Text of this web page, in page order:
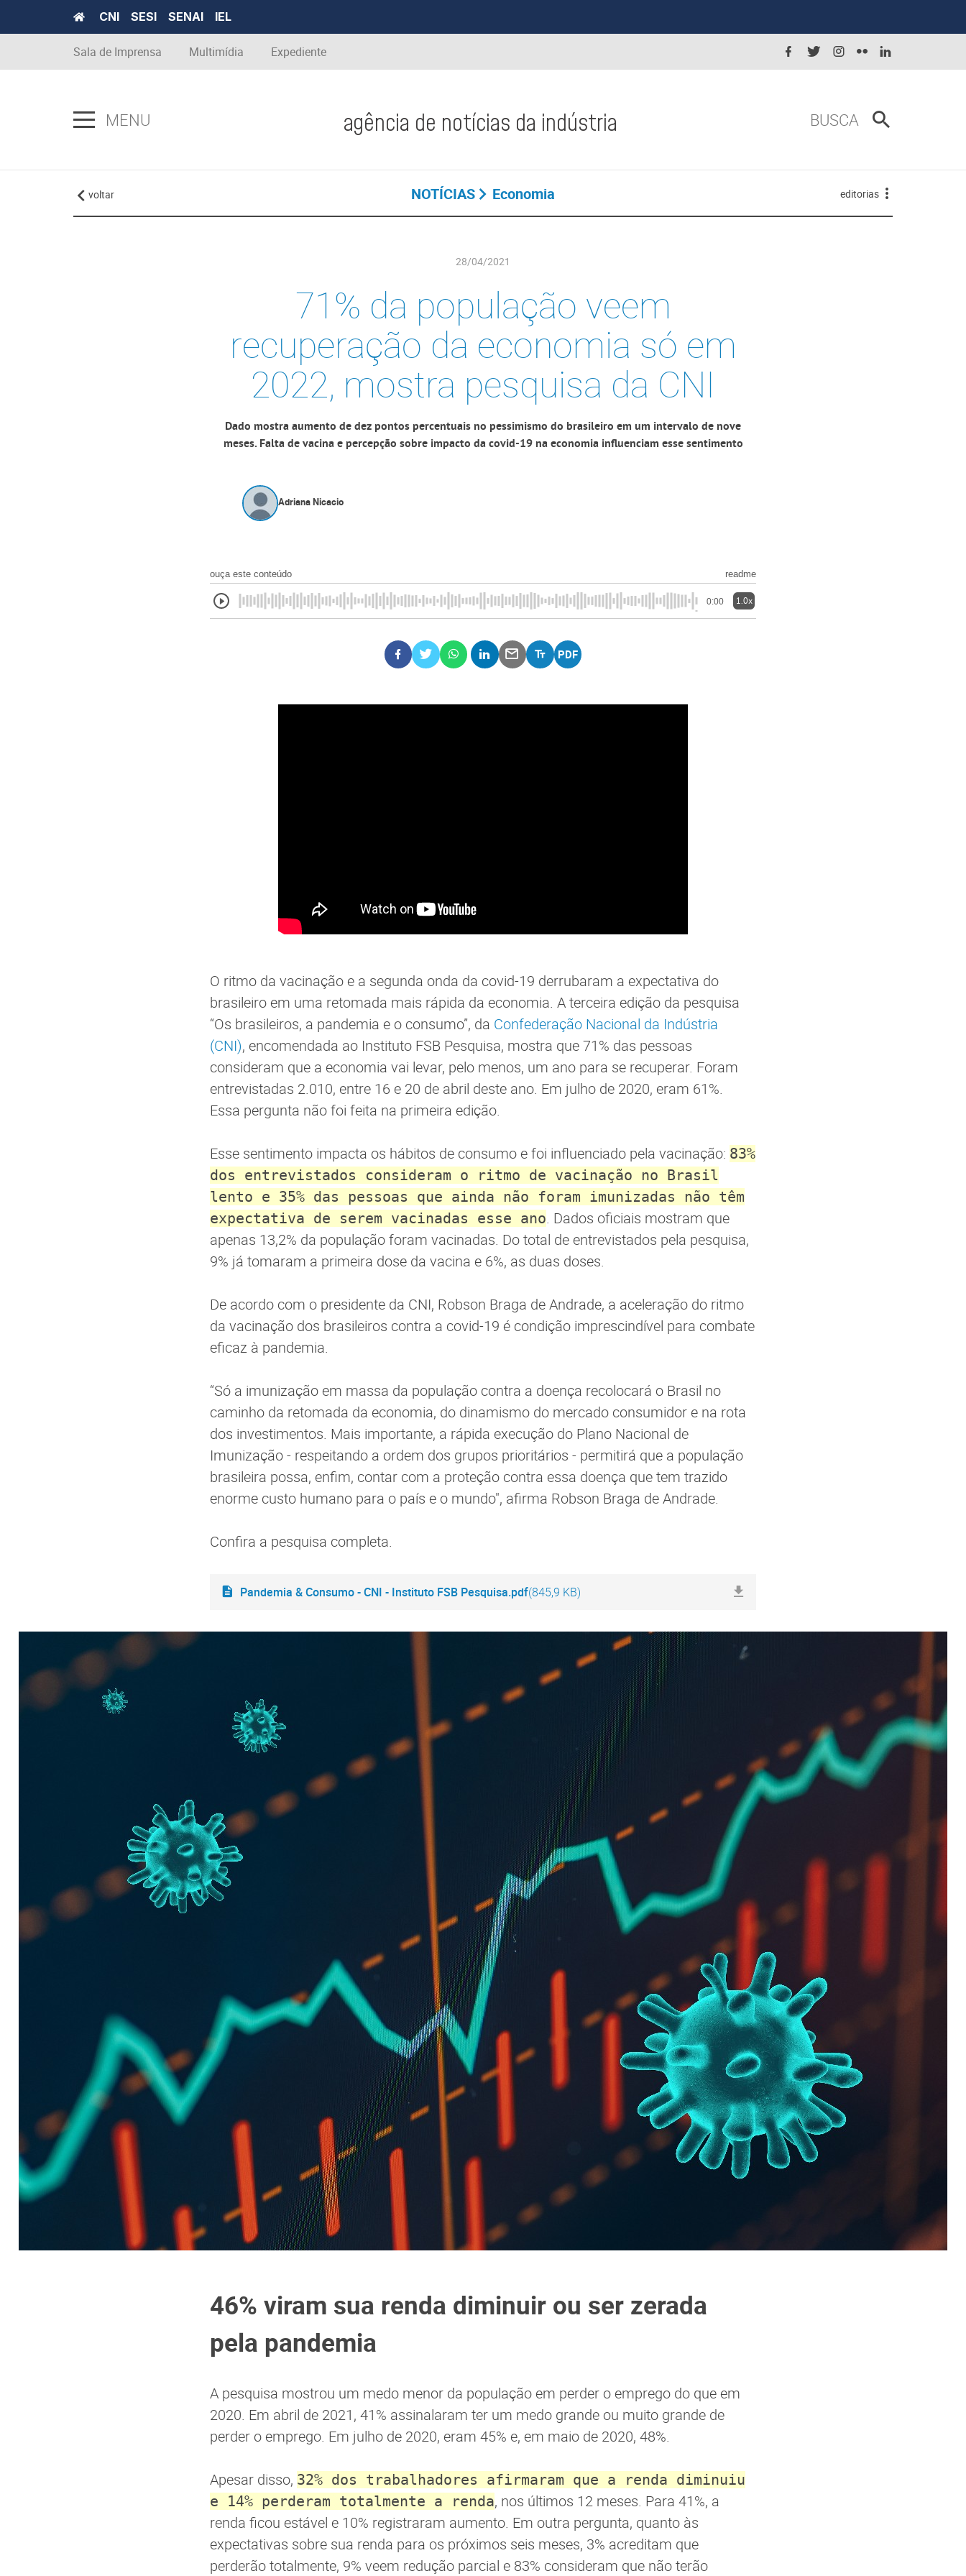
CNI SESI SENAI IEL
Sala de Imprensa Multimídia Expediente
MENU agência de notícias da indústria BUSCA
voltar NOTÍCIAS Economia editorias
28/04/2021
71% da população veem
recuperação da economia só em
2022, mostra pesquisa da CNI
Dado mostra aumento de dez pontos percentuais no pessimismo do brasileiro em um intervalo de nove
meses. Falta de vacina e percepção sobre impacto da covid-19 na economia influenciam esse sentimento
Adriana Nicacio
ouça este conteúdo readme
0:00 1.0x
O ritmo da vacinação e a segunda onda da covid-19 derrubaram a expectativa do
brasileiro em uma retomada mais rápida da economia. A terceira edição da pesquisa
“Os brasileiros, a pandemia e o consumo”, da Confederação Nacional da Indústria
(CNI), encomendada ao Instituto FSB Pesquisa, mostra que 71% das pessoas
consideram que a economia vai levar, pelo menos, um ano para se recuperar. Foram
entrevistadas 2.010, entre 16 e 20 de abril deste ano. Em julho de 2020, eram 61%.
Essa pergunta não foi feita na primeira edição.
Esse sentimento impacta os hábitos de consumo e foi influenciado pela vacinação: 83%
dos entrevistados consideram o ritmo de vacinação no Brasil
lento e 35% das pessoas que ainda não foram imunizadas não têm
expectativa de serem vacinadas esse ano. Dados oficiais mostram que
apenas 13,2% da população foram vacinadas. Do total de entrevistados pela pesquisa,
9% já tomaram a primeira dose da vacina e 6%, as duas doses.
De acordo com o presidente da CNI, Robson Braga de Andrade, a aceleração do ritmo
da vacinação dos brasileiros contra a covid-19 é condição imprescindível para combate
eficaz à pandemia.
“Só a imunização em massa da população contra a doença recolocará o Brasil no
caminho da retomada da economia, do dinamismo do mercado consumidor e na rota
dos investimentos. Mais importante, a rápida execução do Plano Nacional de
Imunização - respeitando a ordem dos grupos prioritários - permitirá que a população
brasileira possa, enfim, contar com a proteção contra essa doença que tem trazido
enorme custo humano para o país e o mundo", afirma Robson Braga de Andrade.
Confira a pesquisa completa.
Pandemia & Consumo - CNI - Instituto FSB Pesquisa.pdf(845,9 KB)
46% viram sua renda diminuir ou ser zerada
pela pandemia
A pesquisa mostrou um medo menor da população em perder o emprego do que em
2020. Em abril de 2021, 41% assinalaram ter um medo grande ou muito grande de
perder o emprego. Em julho de 2020, eram 45% e, em maio de 2020, 48%.
Apesar disso, 32% dos trabalhadores afirmaram que a renda diminuiu
e 14% perderam totalmente a renda, nos últimos 12 meses. Para 41%, a
renda ficou estável e 10% registraram aumento. Em outra pergunta, quanto às
expectativas sobre sua renda para os próximos seis meses, 3% acreditam que
perderão totalmente, 9% veem redução parcial e 83% consideram que não terão